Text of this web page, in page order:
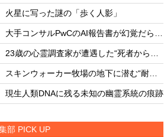
・
火星に写った謎の「歩く人影」
・
・
・
・
現生人類DNAに残る未知の幽霊系統の痕跡
部 PICK UP